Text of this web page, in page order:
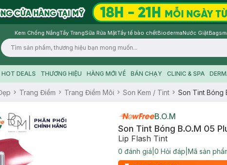
Kem Chống NắngTẩy TrangSữa Rửa MặtTẩy tế bào chếtBiodermaNước Giặt
HOT DEALS THƯƠNG HIỆU HÀNG MỚI VỀ BÁN CHẠY CLINIC & SPA
Trang Điểm Trang Điểm Môi Son Kem / Tint Son Tint Bóng
B.O.M
Son Tint Bóng B.O.M 05
Lip Flash Tint
0 đánh giá 0 Hỏi đáp Mã sản